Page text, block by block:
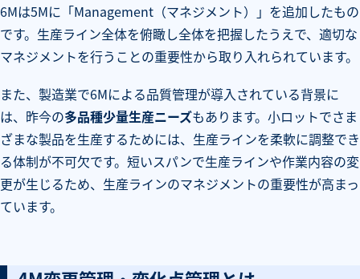
6Mは5Mに「Management（マネジメント）」を追加したもの
です。生産ライン全体を俯瞰し全体を把握したうえで、適切な
マネジメントを行うことの重要性から取り入れられています。
また、製造業で6Mによる品質管理が導入されている背景に
は、昨今の多品種少量生産ニーズもあります。小ロットでさま
ざまな製品を生産するためには、生産ラインを柔軟に調整でき
る体制が不可欠です。短いスパンで生産ラインや作業内容の変
更が生じるため、生産ラインのマネジメントの重要性が高まっ
ています。